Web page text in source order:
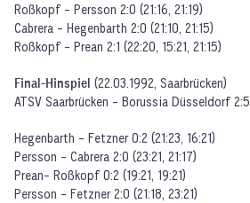
Roßkopf - Persson 2:0 (21:16, 21:19)
Cabrera - Hegenbarth 2:0 (21:10, 21:15)
Roßkopf - Prean 2:1 (22:20, 15:21, 21:15)
Final-Hinspiel (22.03.1992, Saarbrücken)
ATSV Saarbrücken - Borussia Düsseldorf 2:5
Hegenbarth - Fetzner 0:2 (21:23, 16:21)
Persson - Cabrera 2:0 (23:21, 21:17)
Prean- Roßkopf 0:2 (19:21, 19:21)
Persson - Fetzner 2:0 (21:18, 23:21)